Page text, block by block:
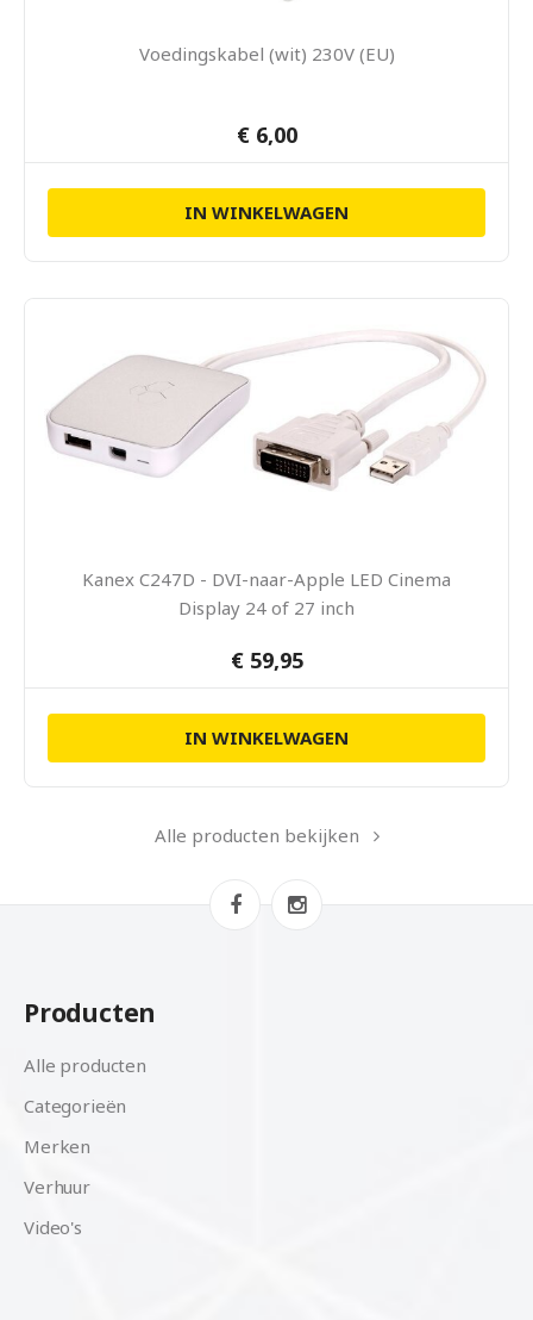
Voedingskabel (wit) 230V (EU)
€ 6,00
IN WINKELWAGEN
Kanex C247D - DVI-naar-Apple LED Cinema
Display 24 of 27 inch
€ 59,95
IN WINKELWAGEN
Alle producten bekijken
Producten
Alle producten
Categorieën
Merken
Verhuur
Video's